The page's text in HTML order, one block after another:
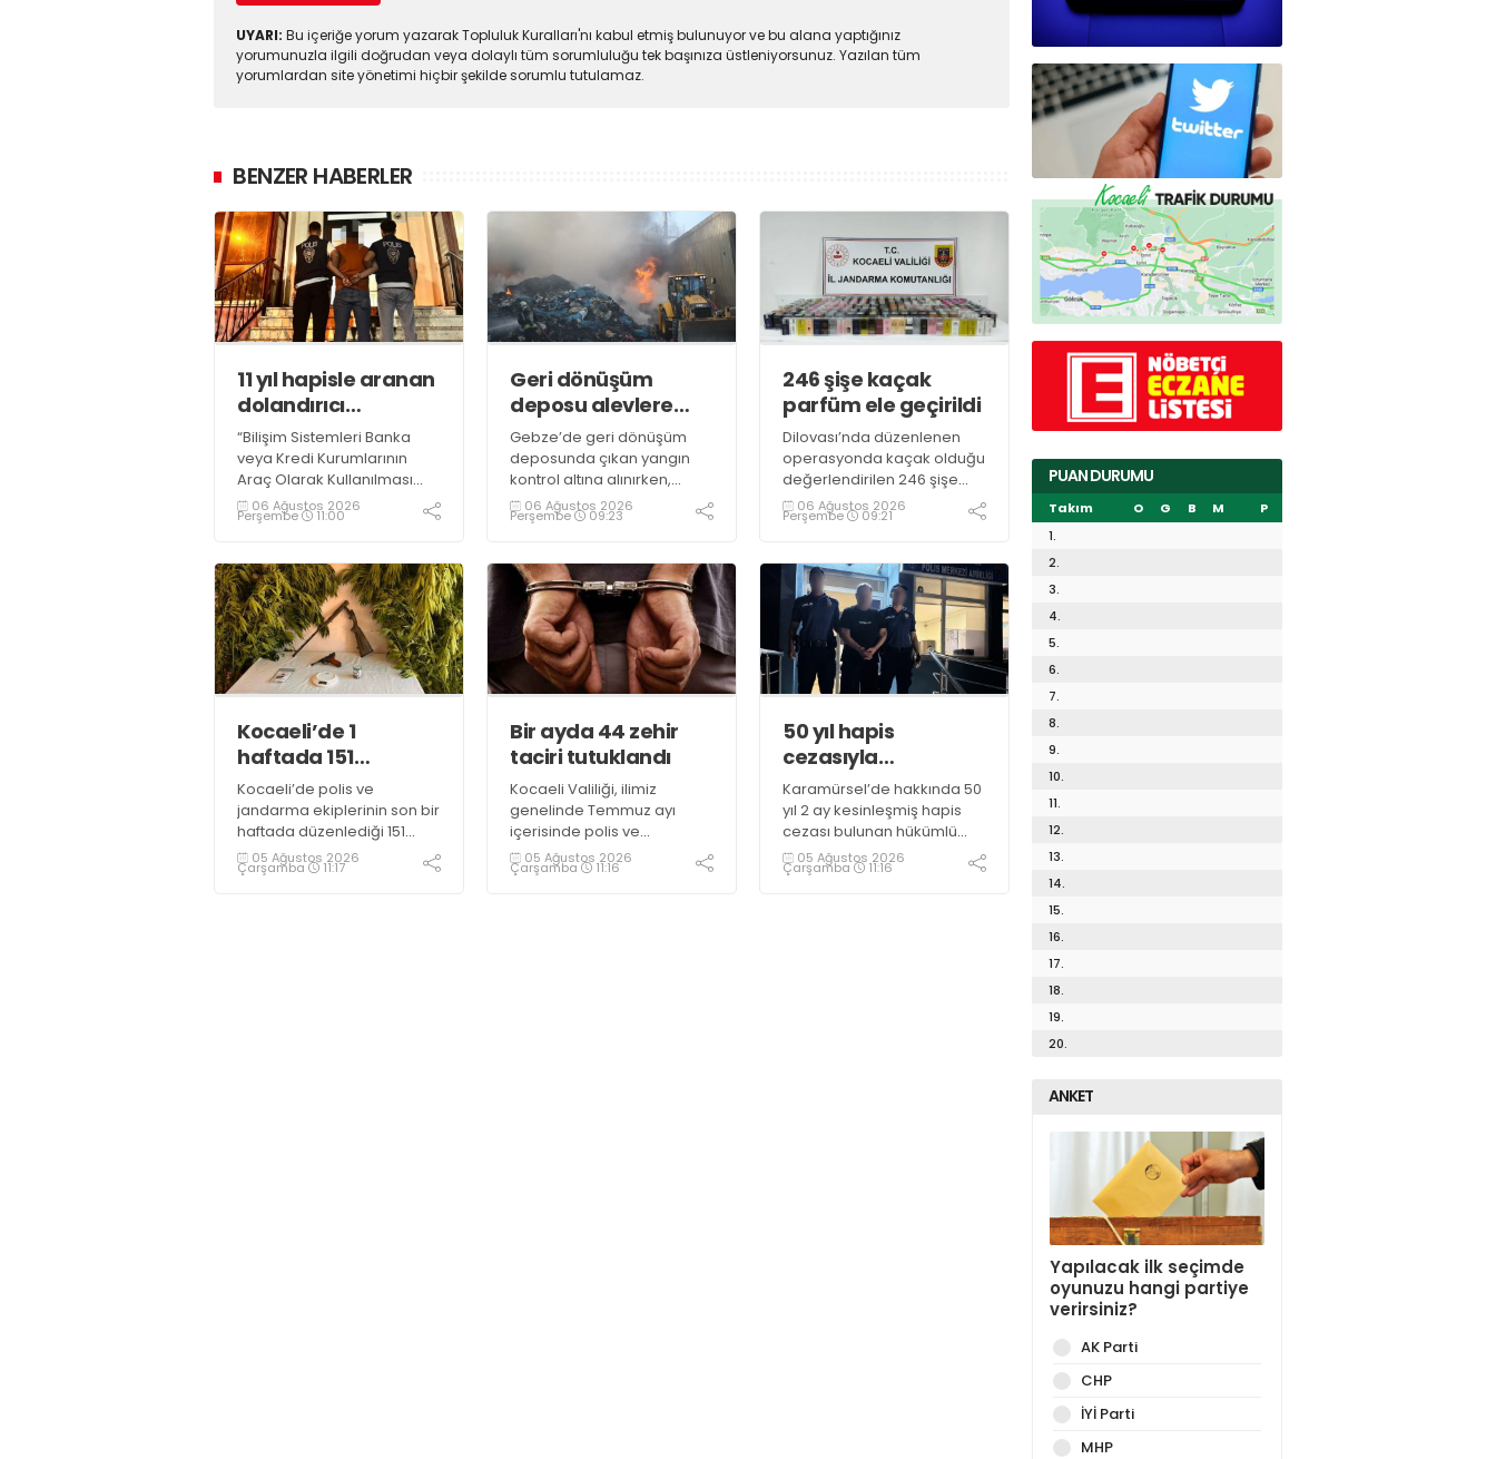
UYARI: Bu içeriğe yorum yazarak Topluluk Kuralları'nı kabul etmiş bulunuyor ve bu alana yaptığınız
yorumunuzla ilgili doğrudan veya dolaylı tüm sorumluluğu tek başınıza üstleniyorsunuz. Yazılan tüm
yorumlardan site yönetimi hiçbir şekilde sorumlu tutulamaz.
BENZER HABERLER
11 yıl hapisle aranan
dolandırıcı
yakalandı
“Bilişim Sistemleri Banka
veya Kredi Kurumlarının
Araç Olarak Kullanılması
Suretiyle Dolandırıcılık”
suçundan 11 yıl 3 ay
bulunan şahıs yakalandı
06 Ağustos 2026
Perşembe 11:00
Geri dönüşüm
deposu alevlere
teslim oldu
Gebze’de geri dönüşüm
deposunda çıkan yangın
kontrol altına alınırken,
duman sebebiyle TEM ve
D100 Karayolu’nda göz gözü
06 Ağustos 2026
Perşembe 09:23
246 şişe kaçak
parfüm ele geçirildi
Dilovası’nda düzenlenen
operasyonda kaçak olduğu
değerlendirilen 246 şişe
parfüm ele geçirildi
06 Ağustos 2026
Perşembe 09:21
Kocaeli’de 1
haftada 151
uyuşturucu
operasyonu
Kocaeli’de polis ve
jandarma ekiplerinin son bir
haftada düzenlediği 151
uyuşturucu operasyonunda
161 şüpheli hakkında adli
05 Ağustos 2026
Çarşamba 11:17
Bir ayda 44 zehir
taciri tutuklandı
Kocaeli Valiliği, ilimiz
genelinde Temmuz ayı
içerisinde polis ve
jandarma ekiplerince
uyuşturucu ile mücadele
05 Ağustos 2026
Çarşamba 11:16
50 yıl hapis
cezasıyla
aranıyordu,
yakalandı
Karamürsel’de hakkında 50
yıl 2 ay kesinleşmiş hapis
cezası bulunan hükümlü
operasyonla gözaltına
alındı
05 Ağustos 2026
Çarşamba 11:16
PUAN DURUMU
Takım O G B M
P
1.
2.
3.
4.
5.
6.
7.
8.
9.
10.
11.
12.
13.
14.
15.
16.
17.
18.
19.
20.
ANKET
Yapılacak ilk seçimde
oyunuzu hangi partiye
verirsiniz?
AK Parti
CHP
İYİ Parti
MHP